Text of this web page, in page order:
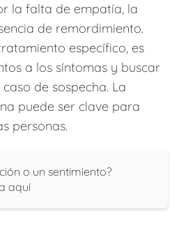
la falta de empatía, la
de remordimiento.
específico, es
a los síntomas y buscar
de sospecha. La
puede ser clave para
personas.
o un sentimiento?
aquí